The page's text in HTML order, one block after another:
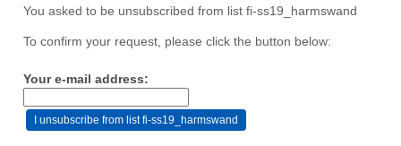
You asked to be unsubscribed from list fi-ss19_harmswand
To confirm your request, please click the button below:
Your e-mail address: